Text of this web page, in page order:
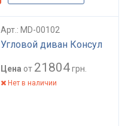
Арт.: MD-00102
Угловой диван Консул
Цена от 21804грн.
Нет в наличии